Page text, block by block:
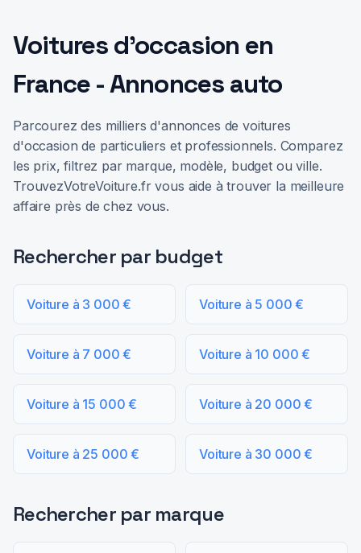
Voitures d'occasion en
France - Annonces auto
Parcourez des milliers d'annonces de voitures
d'occasion de particuliers et professionnels. Comparez
les prix, filtrez par marque, modèle, budget ou ville.
TrouvezVotreVoiture.fr vous aide à trouver la meilleure
affaire près de chez vous.
Rechercher par budget
Voiture à 3 000 € Voiture à 5 000 €
Voiture à 7 000 € Voiture à 10 000 €
Voiture à 15 000 € Voiture à 20 000 €
Voiture à 25 000 € Voiture à 30 000 €
Rechercher par marque